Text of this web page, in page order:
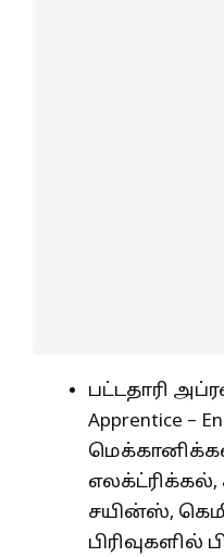
பட்டதாரி
Apprentice –
எலக்ட்ரிக்கல்,
சயின்ஸ்,
பிரிவுகளில்